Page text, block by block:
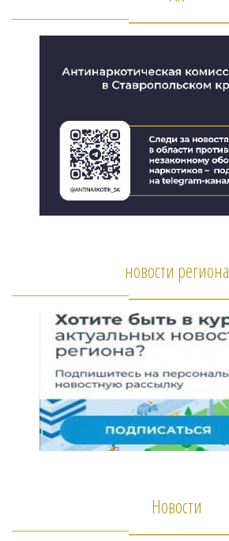
новости региона
Новости